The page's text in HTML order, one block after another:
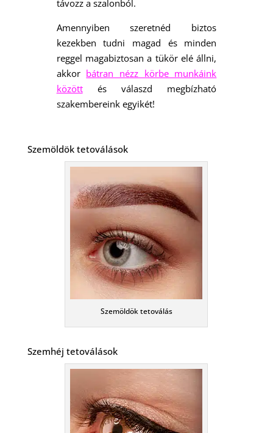
távozz a szalonból.
Amennyiben szeretnéd biztos
kezekben tudni magad és minden
reggel magabiztosan a tükör elé állni,
akkor bátran nézz körbe munkáink
közöttés válaszd megbízható
szakembereink egyikét!
Szemöldök tetoválások
Szemöldök tetoválás
Szemhéj tetoválások